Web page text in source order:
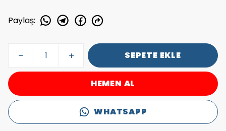
Paylaş:
SEPETE EKLE
HEMEN AL
WHATSAPP